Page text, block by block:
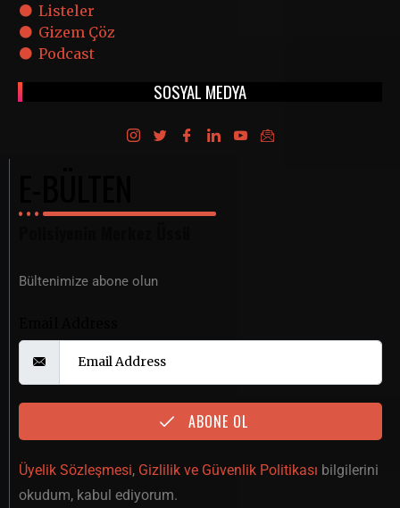
Listeler
Gizem Çöz
Podcast
SOSYAL MEDYA
Bültenimize abone olun
ABONE OL
Üyelik Sözleşmesi, Gizlilik ve Güvenlik Politikası bilgilerini
okudum, kabul ediyorum.